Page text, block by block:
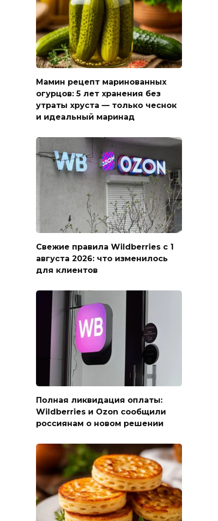
Мамин рецепт маринованных
огурцов: 5 лет хранения без
утраты хруста — только чеснок
и идеальный маринад
Свежие правила Wildberries с 1
августа 2026: что изменилось
для клиентов
Полная ликвидация оплаты:
Wildberries и Ozon сообщили
россиянам о новом решении